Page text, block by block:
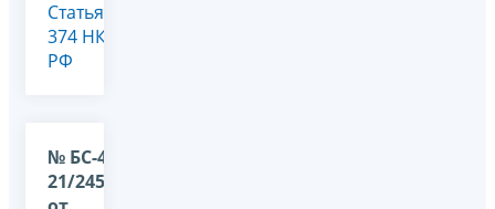
Статья
374 НК
РФ
№ БС-4-
21/2451@